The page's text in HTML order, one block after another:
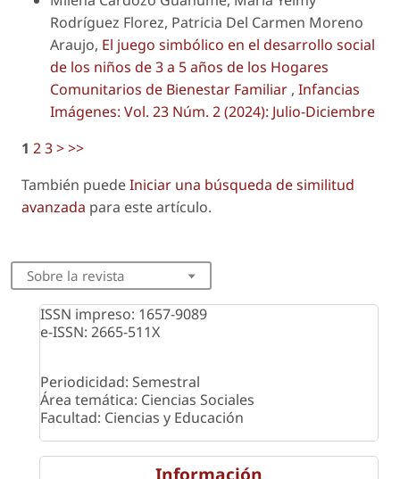
Rodríguez Florez, Patricia Del Carmen Moreno
Araujo, El juego simbólico en el desarrollo social
de los niños de 3 a 5 años de los Hogares
Comunitarios de Bienestar Familiar , Infancias
Imágenes: Vol. 23 Núm. 2 (2024): Julio-Diciembre
1 23>>>
También puedeIniciar una búsqueda de similitud
avanzada para este artículo.
Sobre la revista
ISSN impreso: 1657-9089
e-ISSN: 2665-511X
Periodicidad: Semestral
Área temática: Ciencias Sociales
Facultad: Ciencias y Educación
Información